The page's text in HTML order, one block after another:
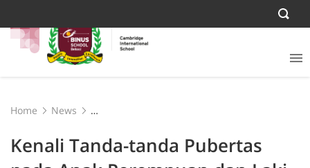
Home
News
dan Laki-laki, Orang Tua Persiapkan Hal Ini!
Kenali Tanda-tanda Pubertas